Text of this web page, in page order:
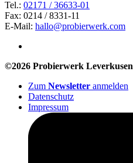
Tel.: 02171 / 36633-01
Fax: 0214 / 8331-11
E-Mail: hallo@probierwerk.com
©2026 Probierwerk Leverkusen
Zum Newsletter anmelden
Datenschutz
Impressum